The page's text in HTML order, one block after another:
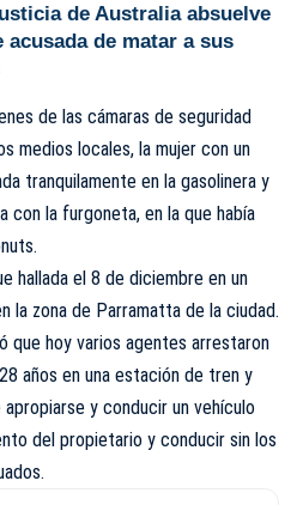
de Australia absuelve
acusada de matar a sus
de las cámaras de seguridad
medios locales, la mujer con un
tranquilamente en la gasolinera y
con la furgoneta, en la que había
hallada el 8 de diciembre en un
la zona de Parramatta de la ciudad.
que hoy varios agentes arrestaron
años en una estación de tren y
y conducir un vehículo
del propietario y conducir sin los